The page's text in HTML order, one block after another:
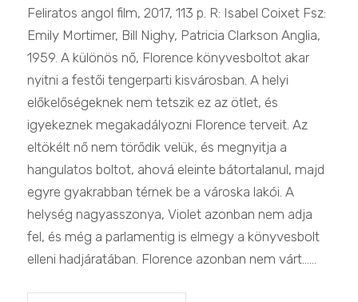
Feliratos angol film, 2017, 113 p. R: Isabel Coixet Fsz:
Emily Mortimer, Bill Nighy, Patricia Clarkson Anglia,
1959. A különös nő, Florence könyvesboltot akar
nyitni a festői tengerparti kisvárosban. A helyi
előkelőségeknek nem tetszik ez az ötlet, és
igyekeznek megakadályozni Florence terveit. Az
eltökélt nő nem törődik velük, és megnyitja a
hangulatos boltot, ahová eleinte bátortalanul, majd
egyre gyakrabban térnek be a városka lakói. A
helység nagyasszonya, Violet azonban nem adja
fel, és még a parlamentig is elmegy a könyvesbolt
elleni hadjáratában. Florence azonban nem várt......